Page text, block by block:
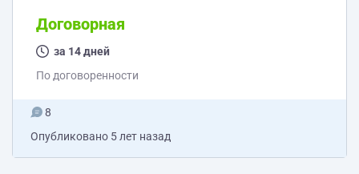
получается комиссию за посредничество.
Договорная
за 14 дней
По договоренности
8
Опубликовано 5 лет назад